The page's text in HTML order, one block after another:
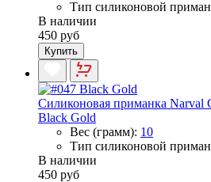
Тип силиконовой
В наличии
450 руб
Купить
Силиконовая приманка Narval
Black Gold
Вес (грамм): 10
Тип силиконовой
В наличии
450 руб